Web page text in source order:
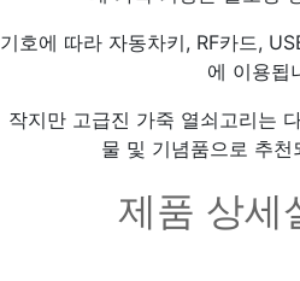
기호에 따라 자동차키, RF카드,
에 이용됩
작지만 고급진 가죽 열쇠고리는
물 및 기념품으로 추천
제품 상세